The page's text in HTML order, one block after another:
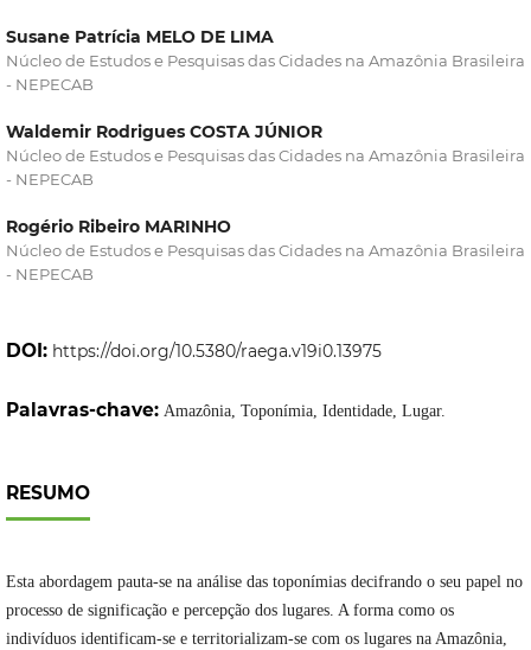
Susane Patrícia MELO DE LIMA
Núcleo de Estudos e Pesquisas das Cidades na Amazônia Brasileira
- NEPECAB
Waldemir Rodrigues COSTA JÚNIOR
Núcleo de Estudos e Pesquisas das Cidades na Amazônia Brasileira
- NEPECAB
Rogério Ribeiro MARINHO
Núcleo de Estudos e Pesquisas das Cidades na Amazônia Brasileira
- NEPECAB
DOI: https://doi.org/10.5380/raega.v19i0.13975
Palavras-chave: Amazônia, Toponímia, Identidade, Lugar.
RESUMO
Esta abordagem pauta-se na análise das toponímias decifrando o seu papel no
processo de significação e percepção dos lugares. A forma como os
indivíduos identificam-se e territorializam-se com os lugares na Amazônia,